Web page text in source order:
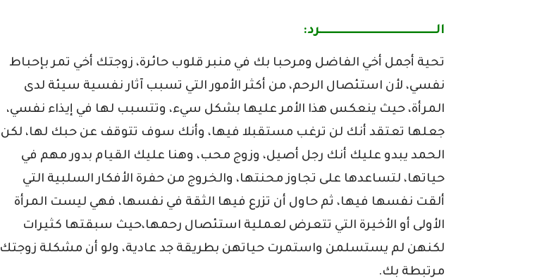
الـــــــــــــــــــــــــــــــــــــــــرد:
تحية أجمل أخي الفاضل ومرحبا بك في منبر قلوب حائرة، زوجتك أخي تمر بإحباط
نفسي، لأن استئصال الرحم، من أكثر الأمور التي تسبب آثار نفسية سيئة لدى
المرأة، حيث ينعكس هذا الأمر عليها بشكل سيء، وتتسبب لها في إيذاء نفسي،
جعلها تعتقد أنك لن ترغب مستقبلا فيها، وأنك سوف تتوقف عن حبك لها، لكن
الحمد يبدو عليك أنك رجل أصيل، وزوج محب، وهنا عليك القيام بدور مهم في
حياتها، لتساعدها على تجاوز محنتها، والخروج من حفرة الأفكار السلبية التي
ألقت نفسها فيها، ثم حاول أن تزرع فيها الثقة في نفسها، فهي ليست المرأة
الأولى أو الأخيرة التي تتعرض لعملية استئصال رحمها،حيث سبقتها كثيرات
لكنهن لم يستسلمن واستمرت حياتهن بطريقة جد عادية، ولو أن مشكلة زوجتك
مرتبطة بك.